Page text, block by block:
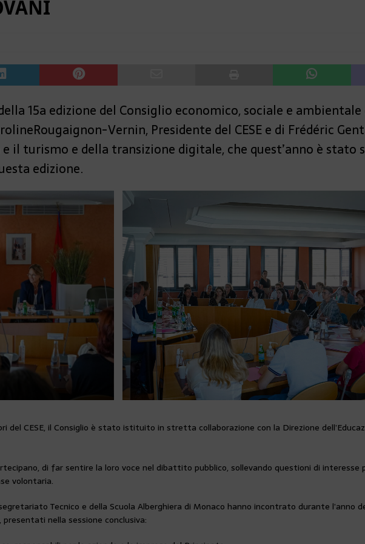
15a edizione del Consiglio economico, sociale e
Vernin, Presidente del CESE e di Frédéric
turismo e della transizione digitale, che quest’anno è stato
edizione.
del CESE, il Consiglio è stato istituito in stretta collaborazione con la Direzione
di far sentire la loro voce nel dibattito pubblico, sollevando questioni di interesse
volontaria.
Tecnico e della Scuola Alberghiera di Monaco hanno incontrato durante l’anno
nella sessione conclusiva: